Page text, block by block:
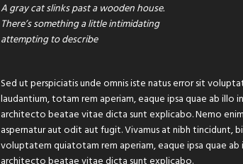
A gray cat slinks past a wooden house.
There’s something a little intimidating
attempting to describe
Sed ut perspiciatis unde omnis iste natus error sit
laudantium, totam rem aperiam, eaque ipsa quae ab illo
architecto beatae vitae dicta sunt explicabo. Nemo
aspernatur aut odit aut fugit. Vivamus at nibh tincidunt,
voluptatem quiatotam rem aperiam, eaque ipsa quae